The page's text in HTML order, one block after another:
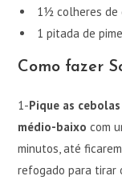
1½ colheres de
1 pitada de
Como fazer
1-Pique as
médio-baixo com
minutos, até
refogado para tirar